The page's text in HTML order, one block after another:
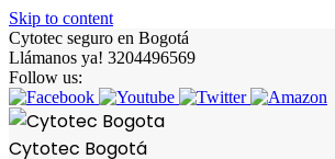
Skip to content
Cytotec seguro en Bogotá
Llámanos ya! 3204496569
Follow us:
Cytotec Bogotá